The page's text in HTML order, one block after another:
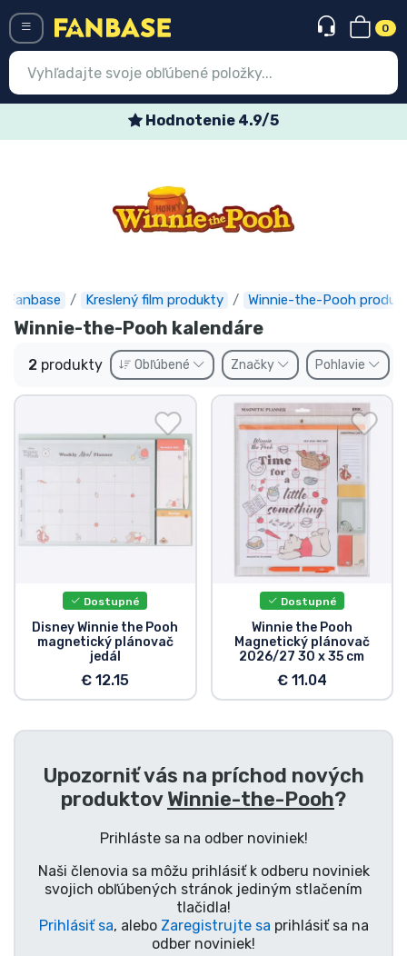
0
Hodnotenie 4.9/5
Fanbase Kreslený film produkty Winnie-the-Pooh
Winnie-the-Pooh kalendáre
2 produkty Obľúbené Značky Pohlavie
Dostupné
Disney Winnie the Pooh
magnetický plánovač
jedál
€ 12.15
Dostupné
Winnie the Pooh
Magnetický plánovač
2026/27 30 x 35 cm
€ 11.04
Upozorniť vás na príchod nových
produktovWinnie-the-Pooh?
Prihláste sa na odber noviniek!
Naši členovia sa môžu prihlásiť k odberu noviniek
svojich obľúbených stránok jediným stlačením
tlačidla!
Prihlásiť sa, alebo Zaregistrujte sa prihlásiť sa na
odber noviniek!
Najnovšie
Expresná preprava
Predobjednávky
Outlet produkty
Preprava a platba
Zoradiť podľa série
Zoradiť podľa filmov
Zoradiť podľa karikatúry
Zoradiť podľa Anime
Zoradiť podľa hier
Zoradiť podľa športu
Zoradiť podľa hudby
Typy výrobkov
Značky